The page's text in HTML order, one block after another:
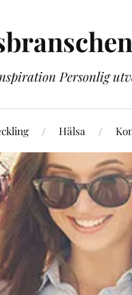
Personlig
Hälsa